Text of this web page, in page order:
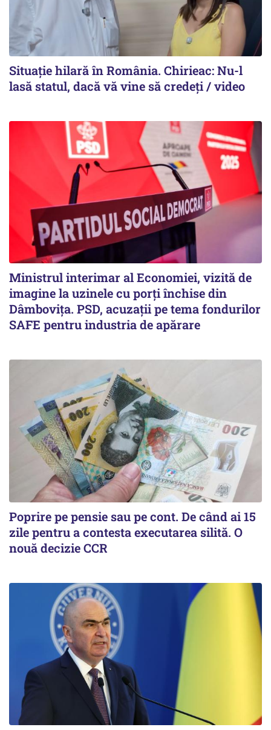
Situație hilară în România. Chirieac: Nu-l
lasă statul, dacă vă vine să credeți / video
Ministrul interimar al Economiei, vizită de
imagine la uzinele cu porți închise din
Dâmbovița. PSD, acuzații pe tema fondurilor
SAFE pentru industria de apărare
Poprire pe pensie sau pe cont. De când ai 15
zile pentru a contesta executarea silită. O
nouă decizie CCR